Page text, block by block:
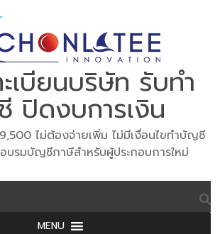
เบียนบริษัท รับทำ
ปิดงบการเงิน
ไม่ต้องจ่ายเพิ่ม ไม่มีเงื่อนไขทำบัญชี
บรมบัญชีภาษีสำหรับผู้ประกอบการใหม่
MENU